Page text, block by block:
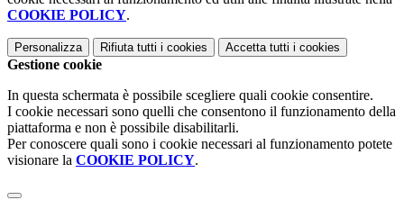
COOKIE POLICY.
Personalizza Rifiuta tutti i cookies Accetta tutti i cookies
Gestione cookie
In questa schermata è possibile scegliere quali cookie consentire.
I cookie necessari sono quelli che consentono il funzionamento della
piattaforma e non è possibile disabilitarli.
Per conoscere quali sono i cookie necessari al funzionamento potete
visionare la COOKIE POLICY.